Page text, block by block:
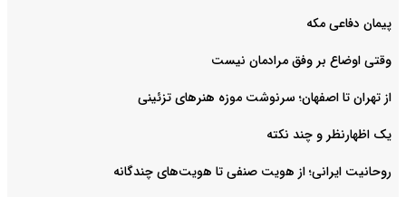
پیمان دفاعی مکه
وقتی اوضاع بر وفق مرادمان نیست
از تهران تا اصفهان؛ سرنوشت موزه هنرهای تزئینی
یک اظهارنظر و چند نکته
روحانیت ایرانی؛ از هویت صنفی تا هویت‌های چندگانه